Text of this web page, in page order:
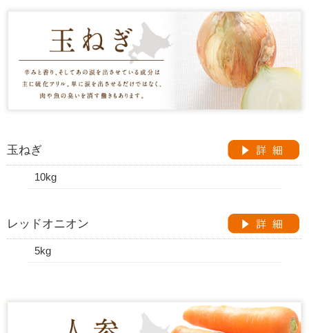
玉ねぎ
10kg
レッドオニオン
5kg